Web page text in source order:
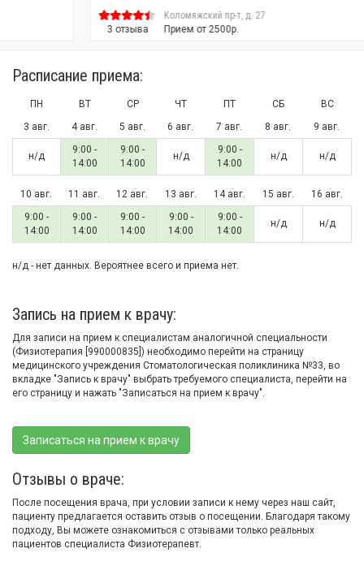
Коломяжский пр-т, д. 27
Прием от 2500р.
Расписание приема:
ПН ВТ СР ЧТ ПТ СБ
ВС
3 авг.
4 авг. 5 авг. 6 авг. 7 авг. 8 авг. 9 авг.
н/д
9:00 -
14:00
9:00 -
14:00
н/д
9:00 -
14:00
н/д н/д
10 авг. 11 авг. 12 авг. 13 авг. 14 авг. 15 авг.
16 авг.
9:00 -
14:00
9:00 -
14:00
9:00 -
14:00
9:00 -
14:00
9:00 -
14:00
н/д н/д
н/д - нет данных. Вероятнее всего и приема нет.
Запись на прием к врачу:
Для записи на прием к специалистам аналогичной специальности
(Физиотерапия [990000835]) необходимо перейти на страницу
медицинского учреждения Стоматологическая поликлиника №33, во
вкладке "Запись к врачу" выбрать требуемого специалиста, перейти на
его страницу и нажать "Записаться на прием к врачу".
Записаться на прием к врачу
Отзывы о враче:
После посещения врача, при условии записи к нему через наш сайт,
пациенту предлагается оставить отзыв о посещении. Благодаря такому
подходу, Вы можете ознакомиться с отзывами только реальных
пациентов специалиста Физиотерапевт.